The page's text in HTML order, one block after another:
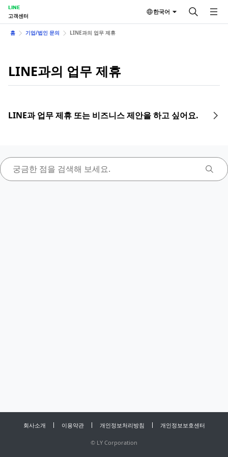
LINE
고객센터
한국어
홈 기업/법인 문의 LINE과의 업무 제휴
LINE과의 업무 제휴
LINE과 업무 제휴 또는 비즈니스 제안을 하고 싶어요.
회사소개 이용약관 개인정보처리방침 개인정보보호센터
© LY Corporation